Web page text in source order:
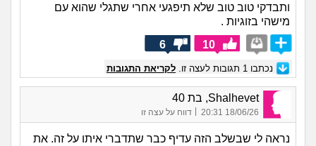
ותבדקי טוב טוב שלא תיפגעי אחרי שתגלי שהוא עם
מישהי בזוגיות .
10
6
נכתבו 1 תגובות לעצה זו. לקריאת התגובות
Shalhevet, בת 40
18/06/26 20:31 דווח על עצה זו
נראה לי שבשלב הזה עדיף כבר שתדברי איתו על זה. את